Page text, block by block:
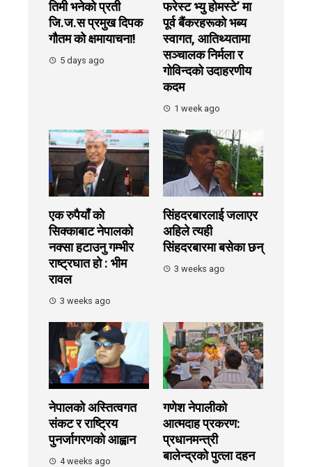
तिमी भनेको प्रती
जि.ज.स प्रमुख दिपक
गौतम को क्षमायाचना!
5 days ago
फरेस्ट भ्यु होमस्टे’ मा
पूर्व बैंकरहरूको भब्य
स्वागत, आतिथ्यतामा
सञ्चालक निर्मला र
गोविन्दको उदाहरणीय
कदम
1 week ago
एक रुपैयाँ को
सिक्काबाट नेपालको
नक्सा हटाउनु गम्भीर
राष्ट्रघात हो : भीम
रावल
3 weeks ago
सिंहदरबारलाई जलाएर
अहिले त्यही
सिंहदरबारमा बसेका छन्
3 weeks ago
नेपालको अस्तित्वगत
संकट र राष्ट्रिय
पुनर्जागरणको आह्वान
4 weeks ago
गणेश नेपालीको
आत्मदाह प्रकरण:
प्रधानमन्त्री
बालेन्द्रको पुत्ला दहन